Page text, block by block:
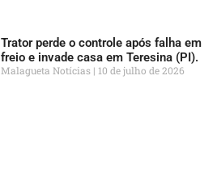
Trator perde o controle após falha em
freio e invade casa em Teresina (PI).
Malagueta Notícias 10 de julho de 2026